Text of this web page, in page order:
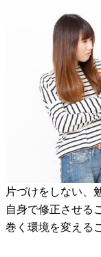
片づけをしない、
自身で修正させる
巻く環境を変える